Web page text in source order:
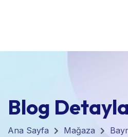
Blog
Ana Sayfa Mağaza